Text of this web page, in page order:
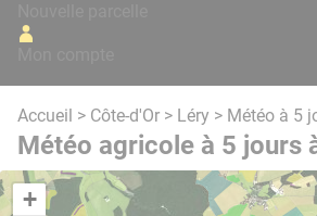
Accueil > Côte-d'Or > Léry > Météo à 5
Météo agricole à 5 jours
+